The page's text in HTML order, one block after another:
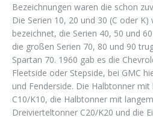
Bezeichnungen waren die schon
Die Serien 10, 20 und 30 (C oder
bezeichnet, die Serien 40, 50 und
die großen Serien 70, 80 und 90
Spartan 70. 1960 gab es die
Fleetside oder Stepside, bei GMC
und Fenderside. Die Halbtonner
C10/K10, die Halbtonner mit
Dreivierteltonner C20/K20 und die